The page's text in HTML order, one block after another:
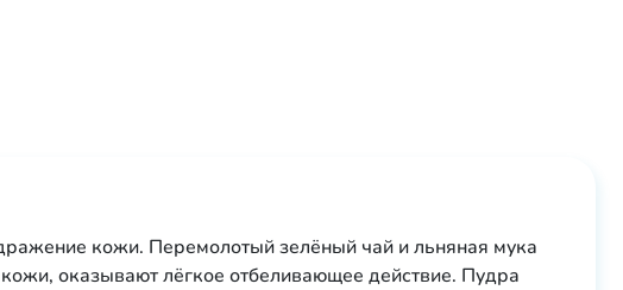
кожи. Перемолотый зелёный чай и льняная мука
оказывают лёгкое отбеливающее действие. Пудра